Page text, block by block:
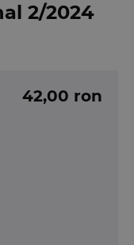
2/2024
42,00 ron